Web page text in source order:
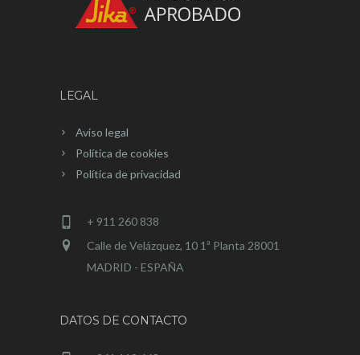
LEGAL
Aviso legal
Política de cookies
Política de privacidad
+ 911 260 838
Calle de Velázquez, 10 1ª Planta 28001
MADRID - ESPAÑA
DATOS DE CONTACTO